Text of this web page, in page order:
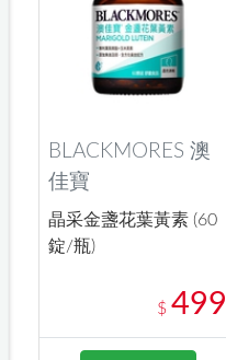
BLACKMORES 澳
佳寶
晶采金盞花葉黃素 (60
錠/瓶)
$ 499